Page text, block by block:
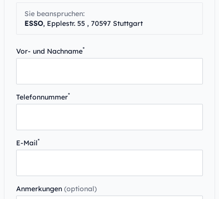
Sie beanspruchen:
ESSO, Epplestr. 55 , 70597 Stuttgart
Vor- und Nachname*
Telefonnummer*
E-Mail*
Anmerkungen (optional)